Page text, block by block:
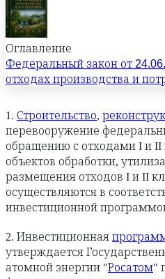
Оглавление
Федеральный закон от
отходах производства и
1. Строительство,
перевооружение
обращению с отходами I и II
объектов обработки,
размещения отходов I и II
осуществляются в
инвестиционной
2. Инвестиционная
утверждается
атомной энергии "Росатом"